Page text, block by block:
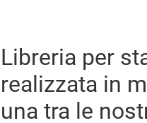
Libreria per
realizzata in
una tra le